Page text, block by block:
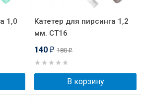
1,0
Катетер для пирсинга 1,2
мм. СT16
140 ₽ 180₽
В корзину